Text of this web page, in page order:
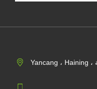
رقم 57 ، طريق Zhijiang ، منطقة تنمية Yancang ، Haining ،